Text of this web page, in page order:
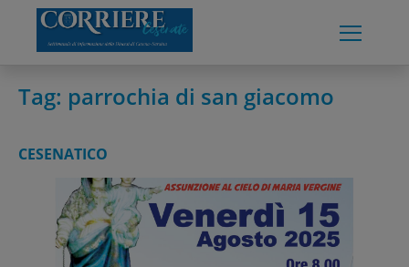
content
Tag: parrochia di san giacomo
CESENATICO